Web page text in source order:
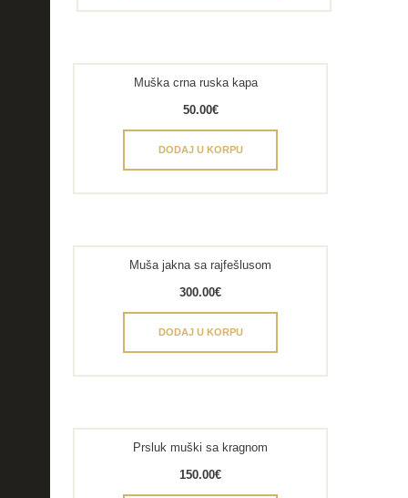
Muška crna ruska kapa
50.00€
DODAJ U KORPU
Muša jakna sa rajfešlusom
300.00€
DODAJ U KORPU
Prsluk muški sa kragnom
150.00€